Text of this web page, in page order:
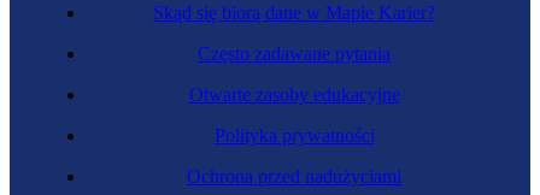
Skąd się biorą dane w Mapie Karier?
Często zadawane pytania
Otwarte zasoby edukacyjne
Polityka prywatności
Ochrona przed nadużyciami